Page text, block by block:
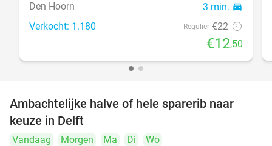
Den Hoorn 3 min. directions_car
Verkocht: 1.180 Regulier €22
€12,50
TODAY
Ambachtelijke halve of hele sparerib naar
keuze in Delft
Vandaag Morgen Ma Di
Wo